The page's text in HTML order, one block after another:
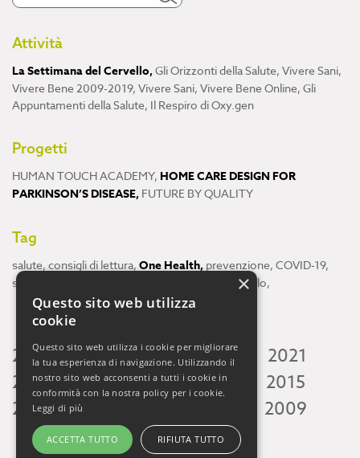
Attività
La Settimana del Cervello,Gli Orizzonti della Salute, Vivere Sani,
Vivere Bene 2009-2019, Vivere Sani, Vivere Bene Online, Gli
Appuntamenti della Salute, Il Respiro di Oxy.gen
Progetti
HUMAN TOUCH ACADEMY, HOME CARE DESIGN FOR
PARKINSON’S DISEASE, FUTURE BY QUALITY
Tag
salute, consigli di lettura, One Health, prevenzione, COVID-19,
scienza
cervello,
2026 2025 2024 2023 2022
2021
2020 2019 2018 2017 2016
2015
2014 2013 2009
×
Questo sito web utilizza
cookie
Questo sito web utilizza i cookie per migliorare
la tua esperienza di navigazione. Utilizzando il
nostro sito web acconsenti a tutti i cookie in
conformità con la nostra policy per i cookie.
Leggi di più
ACCETTA TUTTO RIFIUTA TUTTO